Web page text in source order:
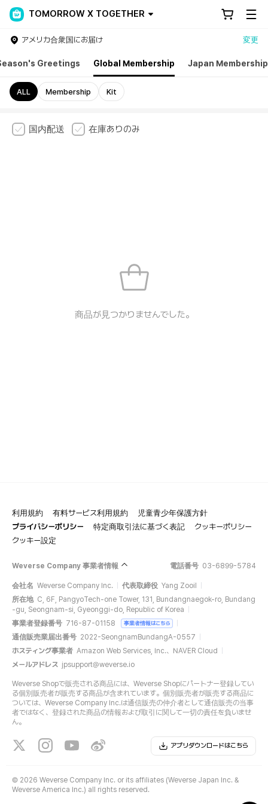
TOMORROW X TOGETHER
アメリカ合衆国にお届け 変更
Greetings Global Membership Japan Membership
ALL Membership Kit
国内配送 在庫ありのみ
商品が見つかりませんでした。
利用規約 有料サービス利用規約
児童青少年保護方針
プライバシーポリシー
特定商取引法に基づく表記
クッキーポリシー
クッキー設定
Weverse Company 事業者情報 電話番号 03-6899-5784
会社名 Weverse Company Inc. 代表取締役 Yang Zooil
所在地 C, 6F, PangyoTech-one Tower, 131, Bundangnaegok-ro, Bundang
-gu, Seongnam-si, Gyeonggi-do, Republic of Korea
事業者登録番号 716-87-01158 事業者情報はこちら
通信販売業届出番号 2022-SeongnamBundangA-0557
ホスティング事業者 Amazon Web Services, Inc.、NAVER Cloud
メールアドレス jpsupport@weverse.io
Weverse Shopで販売される商品には、Weverse Shopにパートナー登録してい
る個別販売者が販売する商品が含まれています。個別販売者が販売する商品に
ついては、Weverse Company Inc.は通信販売の仲介者として通信販売の当事
者ではなく、登録された商品の情報および取引に関して一切の責任を負いませ
ん。
アプリダウンロードはこちら
© 2026 Weverse Company Inc. or its affiliates (Weverse Japan Inc. &
Weverse America Inc.) all rights reserved.